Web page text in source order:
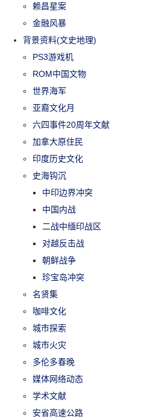
赖昌星案
金融风暴
背景资料(文史地理)
PS3游戏机
ROM中国文物
世界海军
亚裔文化月
六四事件20周年文献
加拿大原住民
印度历史文化
史海钩沉
中印边界冲突
中国内战
二战中缅印战区
对越反击战
朝鲜战争
珍宝岛冲突
名贤集
咖啡文化
城市探索
城市火灾
多伦多春晚
媒体网络动态
学术文献
安省高速公路